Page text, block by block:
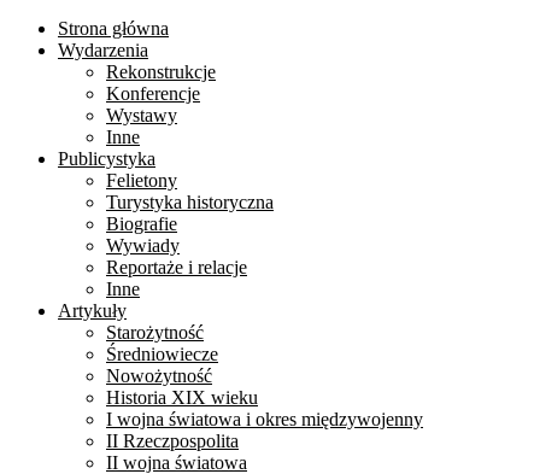
Strona główna
Wydarzenia
Rekonstrukcje
Konferencje
Wystawy
Inne
Publicystyka
Felietony
Turystyka historyczna
Biografie
Wywiady
Reportaże i relacje
Inne
Artykuły
Starożytność
Średniowiecze
Nowożytność
Historia XIX wieku
I wojna światowa i okres międzywojenny
II Rzeczpospolita
II wojna światowa